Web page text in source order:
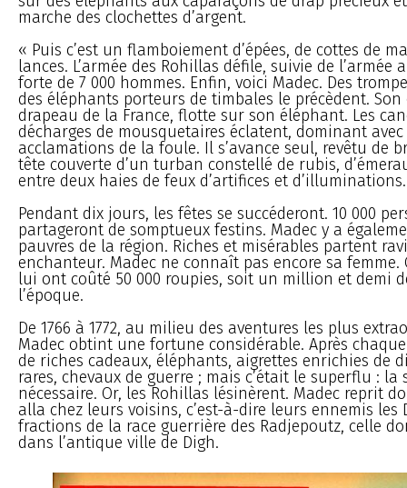
marche des clochettes d’argent.
« Puis c’est un flamboiement d’épées, de cottes de
lances. L’armée des Rohillas défile, suivie de l’armée
forte de 7 000 hommes. Enfin, voici Madec. Des
des éléphants porteurs de timbales le précèdent. Son
drapeau de la France, flotte sur son éléphant. Les
décharges de mousquetaires éclatent, dominant
acclamations de la foule. Il s’avance seul, revêtu de
tête couverte d’un turban constellé de rubis,
entre deux haies de feux d’artifices et
Pendant dix jours, les fêtes se succéderont. 10 000
partageront de somptueux festins. Madec y a
pauvres de la région. Riches et misérables partent
enchanteur. Madec ne connaît pas encore sa femme.
lui ont coûté 50 000 roupies, soit un million et demi
l’époque.
De 1766 à 1772, au milieu des aventures les plus
Madec obtint une fortune considérable. Après
de riches cadeaux, éléphants, aigrettes enrichies de
rares, chevaux de guerre ; mais c’était le superflu : la
nécessaire. Or, les Rohillas lésinèrent. Madec reprit
alla chez leurs voisins, c’est-à-dire leurs ennemis les
fractions de la race guerrière des Radjepoutz, celle
dans l’antique ville de Digh.